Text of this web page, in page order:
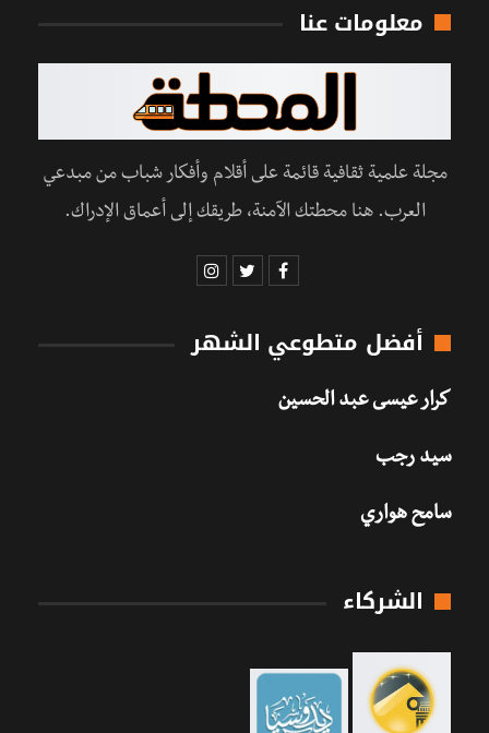
معلومات عنا
مجلة علمية ثقافية قائمة على أقلام وأفكار شباب من مبدعي
العرب. هنا محطتك الآمنة، طريقك إلى أعماق الإدراك.
أفضل متطوعي الشهر
كرار عيسى عبد الحسين
سيد رجب
سامح هواري
الشركاء